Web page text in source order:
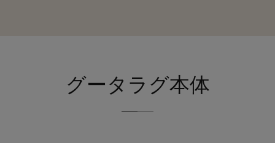
グータラグ本体